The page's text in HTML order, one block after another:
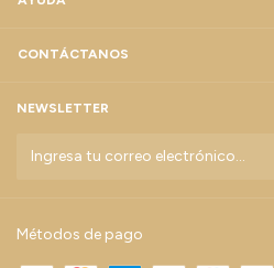
CONTÁCTANOS
NEWSLETTER
Métodos de pago